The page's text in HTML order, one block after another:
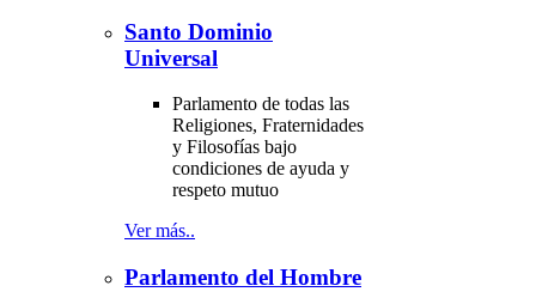
Santo Dominio
Universal
Parlamento de todas las
Religiones, Fraternidades
y Filosofías bajo
condiciones de ayuda y
respeto mutuo
Ver más..
Parlamento del Hombre